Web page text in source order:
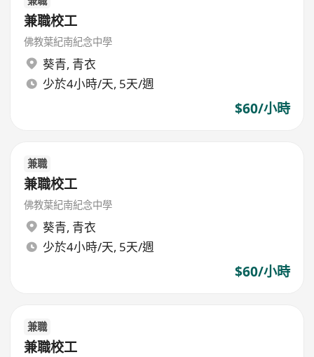
兼職校工
佛教葉紀南紀念中學
葵青, 青衣
少於4小時/天, 5天/週
$60/小時
兼職
兼職校工
佛教葉紀南紀念中學
葵青, 青衣
少於4小時/天, 5天/週
$60/小時
兼職
兼職校工